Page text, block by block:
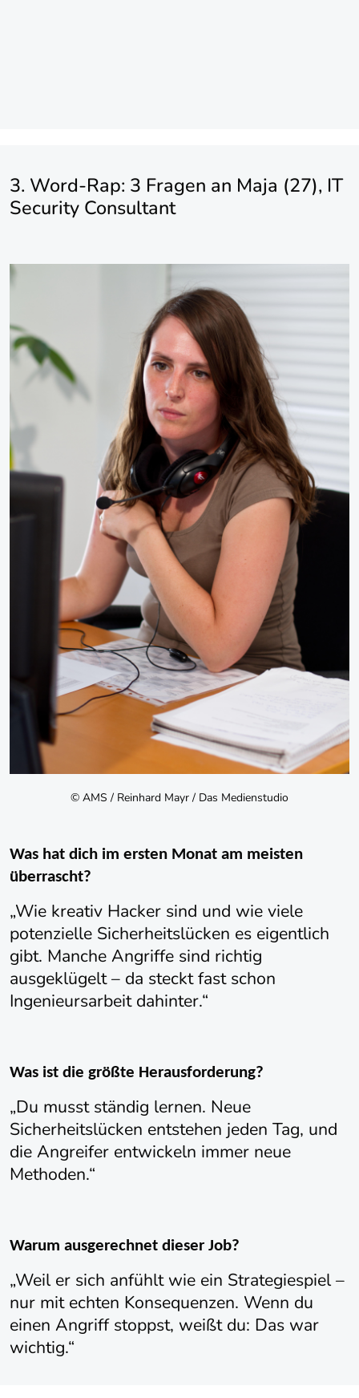
3. Word-Rap: 3 Fragen an Maja (27), IT
Security Consultant
© AMS / Reinhard Mayr / Das Medienstudio
Was hat dich im ersten Monat am meisten
überrascht?
„Wie kreativ Hacker sind und wie viele
potenzielle Sicherheitslücken es eigentlich
gibt. Manche Angriffe sind richtig
ausgeklügelt – da steckt fast schon
Ingenieursarbeit dahinter.“
Was ist die größte Herausforderung?
„Du musst ständig lernen. Neue
Sicherheitslücken entstehen jeden Tag, und
die Angreifer entwickeln immer neue
Methoden.“
Warum ausgerechnet dieser Job?
„Weil er sich anfühlt wie ein Strategiespiel –
nur mit echten Konsequenzen. Wenn du
einen Angriff stoppst, weißt du: Das war
wichtig.“